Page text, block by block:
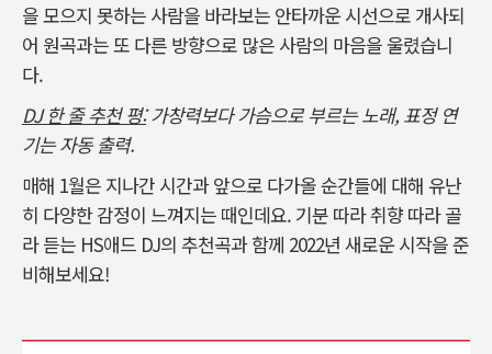
을 모으지 못하는 사람을 바라보는 안타까운 시선으로 개사되
어 원곡과는 또 다른 방향으로 많은 사람의 마음을 울렸습니
다.
DJ 한 줄 추천 평:가창력보다 가슴으로 부르는 노래, 표정 연
기는 자동 출력.
매해 1월은 지나간 시간과 앞으로 다가올 순간들에 대해 유난
히 다양한 감정이 느껴지는 때인데요. 기분 따라 취향 따라 골
라 듣는 HS애드 DJ의 추천곡과 함께 2022년 새로운 시작을 준
비해보세요!